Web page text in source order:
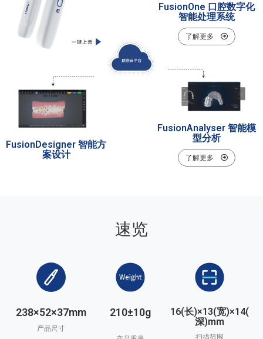
FusionDesigner 智能方
案设计
FusionOne 口腔数字化
智能处理系统
了解更多
FusionAnalyser 智能模
型分析
了解更多
速览
238×52×37mm
产品尺寸
210±10g
16(长)×13(宽)×14(
深)mm